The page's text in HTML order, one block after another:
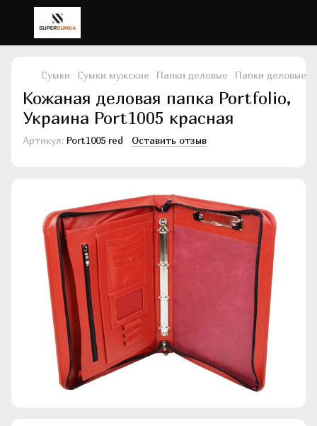
Сумки Сумки мужские Папки деловые Папки деловые
Кожаная деловая папка Portfolio,
Украина Port1005 красная
Артикул: Port1005 red Оставить отзыв